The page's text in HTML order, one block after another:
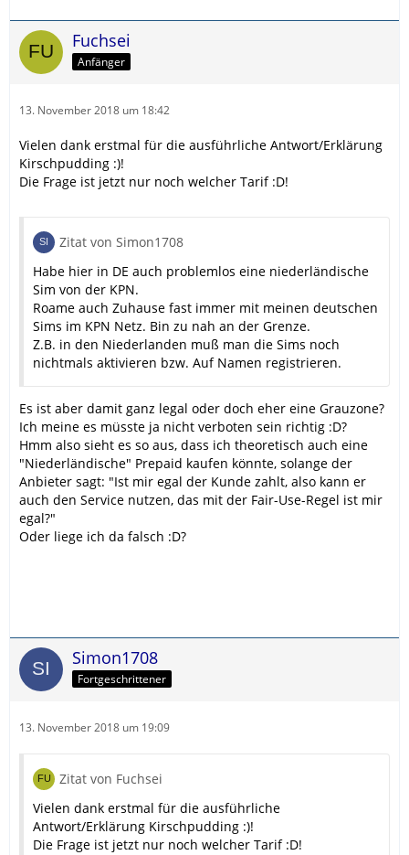
Fuchsei
Anfänger
13. November 2018 um 18:42
Vielen dank erstmal für die ausführliche Antwort/Erklärung
Kirschpudding :)!
Die Frage ist jetzt nur noch welcher Tarif :D!
Zitat von Simon1708
Habe hier in DE auch problemlos eine niederländische
Sim von der KPN.
Roame auch Zuhause fast immer mit meinen deutschen
Sims im KPN Netz. Bin zu nah an der Grenze.
Z.B. in den Niederlanden muß man die Sims noch
nichtmals aktivieren bzw. Auf Namen registrieren.
Es ist aber damit ganz legal oder doch eher eine Grauzone?
Ich meine es müsste ja nicht verboten sein richtig :D?
Hmm also sieht es so aus, dass ich theoretisch auch eine
"Niederländische" Prepaid kaufen könnte, solange der
Anbieter sagt: "Ist mir egal der Kunde zahlt, also kann er
auch den Service nutzen, das mit der Fair-Use-Regel ist mir
egal?"
Oder liege ich da falsch :D?
Simon1708
Fortgeschrittener
13. November 2018 um 19:09
Zitat von Fuchsei
Vielen dank erstmal für die ausführliche
Antwort/Erklärung Kirschpudding :)!
Die Frage ist jetzt nur noch welcher Tarif :D!